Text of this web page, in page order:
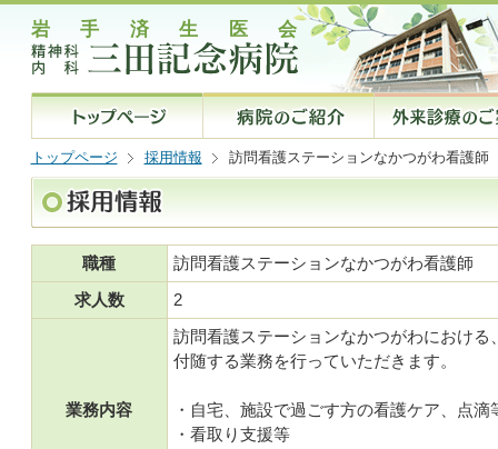
トップページ 採用情報 訪問看護ステーションなかつがわ看護師
職種 訪問看護ステーションなかつがわ看護師
求人数 2
業務内容
訪問看護ステーションなかつがわにおけ
付随する業務を行っていただきます。
・自宅、施設で過ごす方の看護ケア、点
・看取り支援等